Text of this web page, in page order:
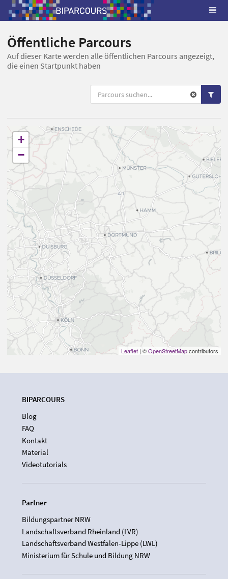
Öffentliche Parcours
Auf dieser Karte werden alle öffentlichen Parcours angezeigt,
die einen Startpunkt haben
+
−
Leaflet | ©OpenStreetMapcontributors
BIPARCOURS
Blog
FAQ
Kontakt
Material
Videotutorials
Partner
Bildungspartner NRW
Landschaftsverband Rheinland (LVR)
Landschaftsverband Westfalen-Lippe (LWL)
Ministerium für Schule und Bildung NRW